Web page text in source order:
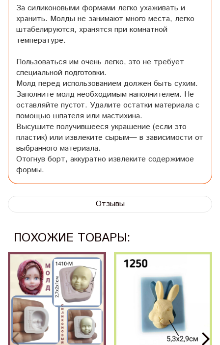
За силиконовыми формами легко ухаживать и
хранить. Молды не занимают много места, легко
штабелируются, хранятся при комнатной
температуре.
Пользоваться им очень легко, это не требует
специальной подготовки.
Молд перед использованием должен быть сухим.
Заполните молд необходимым наполнителем. Не
оставляйте пустот. Удалите остатки материала с
помощью шпателя или мастихина.
Высушите получившееся украшение (если это
пластик) или извлеките сырым— в зависимости от
выбранного материала.
Отогнув борт, аккуратно извлеките содержимое
формы.
Отзывы
ПОХОЖИЕ ТОВАРЫ: